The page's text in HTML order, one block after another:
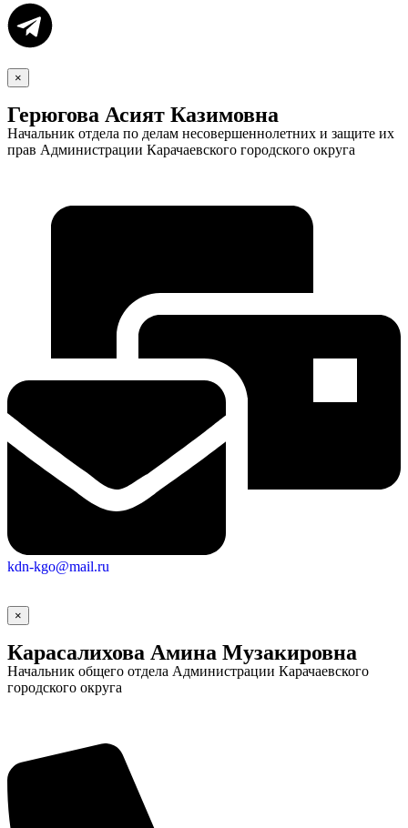
Экономика
×
Герюгова Асият Казимовна
Начальник отдела по делам несовершеннолетних и защите их
прав Администрации Карачаевского городского округа
kdn-kgo@mail.ru
×
Карасалихова Амина Музакировна
Начальник общего отдела Администрации Карачаевского
городского округа